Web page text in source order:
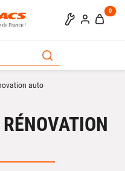
0
auto